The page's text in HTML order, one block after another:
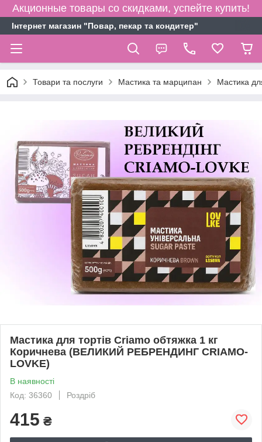
Акционные товары со скидками, успейте купить!
Інтернет магазин "Повар, пекар та кондитер"
Товари та послуги Мастика та марципан Мастика
Мастика для тортів Criamo обтяжка 1 кг
Коричнева (ВЕЛИКИЙ РЕБРЕНДИНГ CRIAMO-
LOVKE)
В наявності
Код: 36360
Роздріб
415 ₴